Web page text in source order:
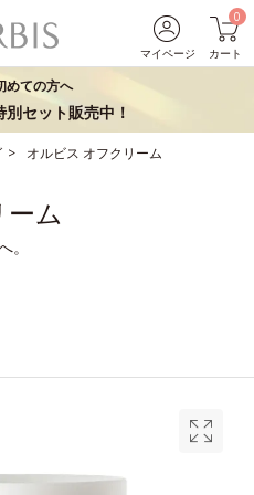
マイページ
0
カート
めての方へ
セット販売中！
オルビス オフクリーム
ム
。